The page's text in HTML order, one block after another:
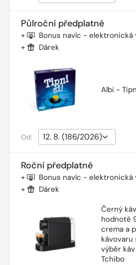
Půlroční předplatné
+ Bonus navíc - elektronická
+ Dárek
Albi -
Od:
Roční předplatné
+ Bonus navíc - elektronická
+
Dárek
Černý
hodnotě
crema a
kávovaru
výběr
Tchibo